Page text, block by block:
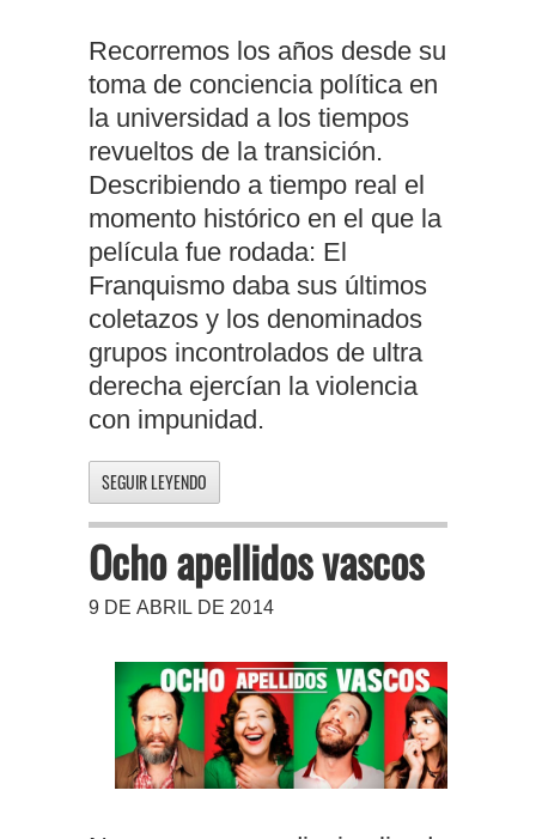
Recorremos los años desde su
toma de conciencia política en
la universidad a los tiempos
revueltos de la transición.
Describiendo a tiempo real el
momento histórico en el que la
película fue rodada: El
Franquismo daba sus últimos
coletazos y los denominados
grupos incontrolados de ultra
derecha ejercían la violencia
con impunidad.
SEGUIR LEYENDO
Ocho apellidos vascos
9 DE ABRIL DE 2014